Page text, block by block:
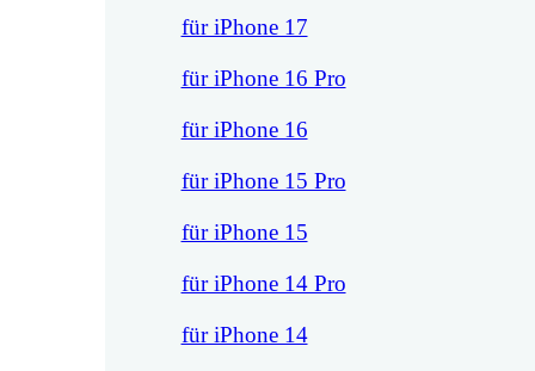
für iPhone 17
für iPhone 16 Pro
für iPhone 16
für iPhone 15 Pro
für iPhone 15
für iPhone 14 Pro
für iPhone 14